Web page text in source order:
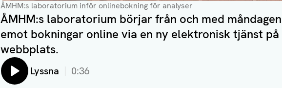
ÅMHM:s laboratorium inför onlinebokning för analyser
ÅMHM:s laboratorium börjar från och med
emot bokningar online via en ny elektronisk tjänst
webbplats.
Lyssna 0:36